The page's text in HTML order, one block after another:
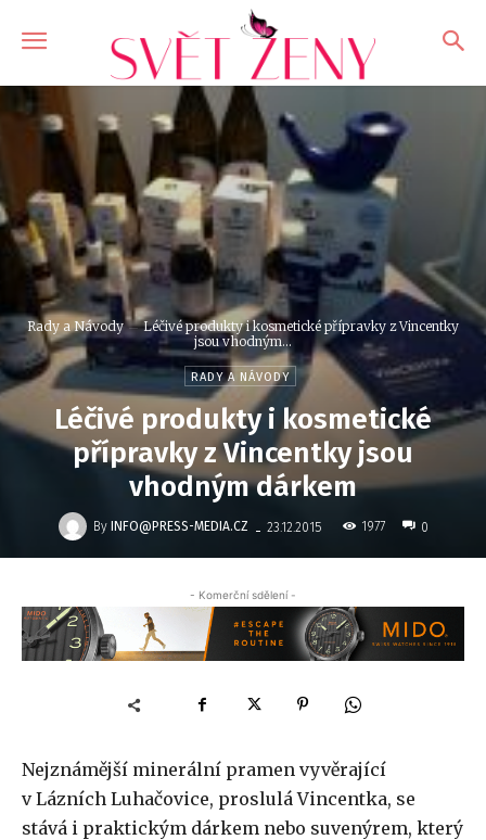
Rady a Návody
Léčivé produkty i kosmetické přípravky z Vincentky
jsou vhodným...
RADY A NÁVODY
Léčivé produkty i kosmetické
přípravky z Vincentky jsou
vhodným dárkem
By INFO@PRESS-MEDIA.CZ - 23.12.2015 1977 0
- Komerční sdělení -
Nejznámější minerální pramen vyvěrající
v Lázních Luhačovice, proslulá Vincentka, se
stává i praktickým dárkem nebo suvenýrem, který